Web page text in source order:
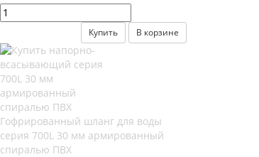
Купить В корзине
Гофрированный шланг для воды
серия 700L 30 мм армированный
спиралью ПВХ